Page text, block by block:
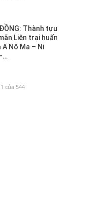
Thành tựu
Liên trại huấn
A Nô Ma – Ni
1 của 544